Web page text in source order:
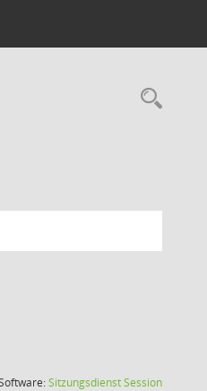
SitzungsdienstSession(Wird in